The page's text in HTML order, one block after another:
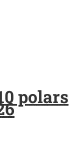
polars